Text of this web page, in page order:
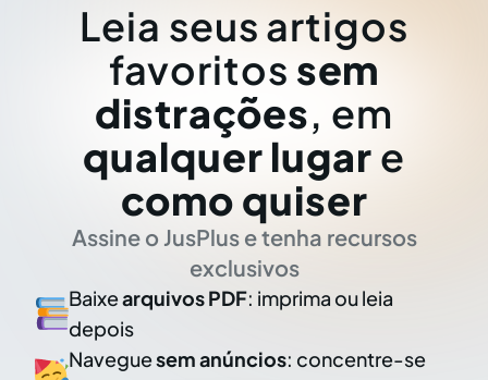
Leia seus artigos
favoritos sem
distrações, em
qualquer lugar e
como quiser
Assine o JusPlus e tenha recursos
exclusivos
Baixearquivos PDF: imprima ou leia
depois
Naveguesem anúncios: concentre-se